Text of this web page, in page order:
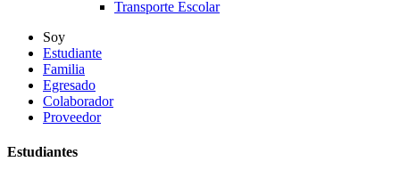
Transporte Escolar
Soy
Estudiante
Familia
Egresado
Colaborador
Proveedor
Estudiantes